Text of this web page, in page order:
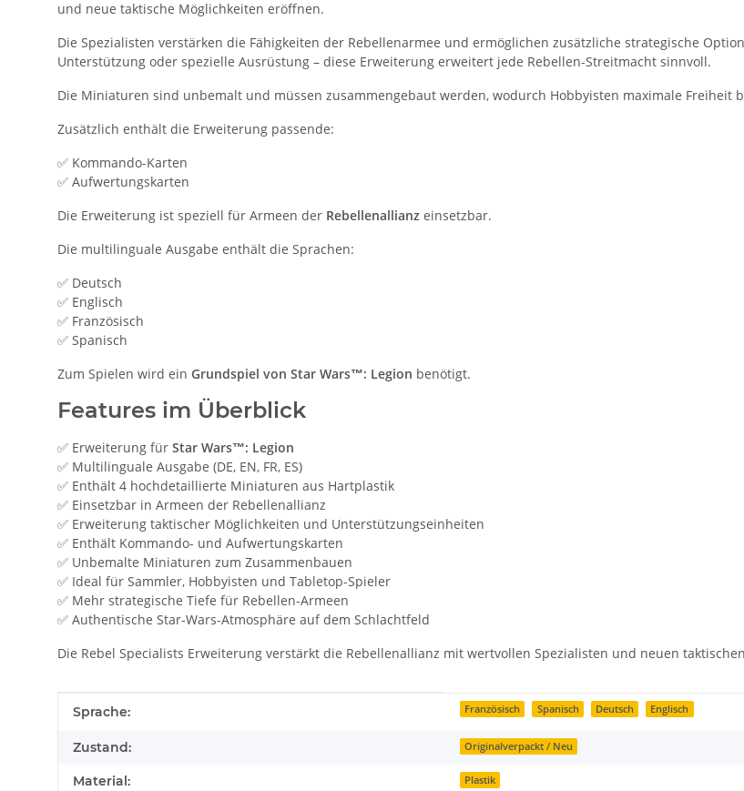
und neue taktische Möglichkeiten eröffnen.
Die Spezialisten verstärken die Fähigkeiten der Rebellenarmee und ermöglichen zusätzliche strategische
Unterstützung oder spezielle Ausrüstung – diese Erweiterung erweitert jede Rebellen-Streitmacht sinnvoll.
Die Miniaturen sind unbemalt und müssen zusammengebaut werden, wodurch Hobbyisten maximale Freiheit
Zusätzlich enthält die Erweiterung passende:
✅ Kommando-Karten
✅ Aufwertungskarten
Die Erweiterung ist speziell für Armeen der Rebellenallianz einsetzbar.
Die multilinguale Ausgabe enthält die Sprachen:
✅ Deutsch
✅ Englisch
✅ Französisch
✅ Spanisch
Zum Spielen wird ein Grundspiel von Star Wars™: Legion benötigt.
Features im Überblick
✅ Erweiterung für Star Wars™: Legion
✅ Multilinguale Ausgabe (DE, EN, FR, ES)
✅ Enthält 4 hochdetaillierte Miniaturen aus Hartplastik
✅ Einsetzbar in Armeen der Rebellenallianz
✅ Erweiterung taktischer Möglichkeiten und Unterstützungseinheiten
✅ Enthält Kommando- und Aufwertungskarten
✅ Unbemalte Miniaturen zum Zusammenbauen
✅ Ideal für Sammler, Hobbyisten und Tabletop-Spieler
✅ Mehr strategische Tiefe für Rebellen-Armeen
✅ Authentische Star-Wars-Atmosphäre auf dem Schlachtfeld
Die Rebel Specialists Erweiterung verstärkt die Rebellenallianz mit wertvollen Spezialisten und neuen
Produkteigenschaft
Wert
Sprache: Französisch Spanisch Deutsch Englisch
Zustand: Originalverpackt / Neu
Material: Plastik